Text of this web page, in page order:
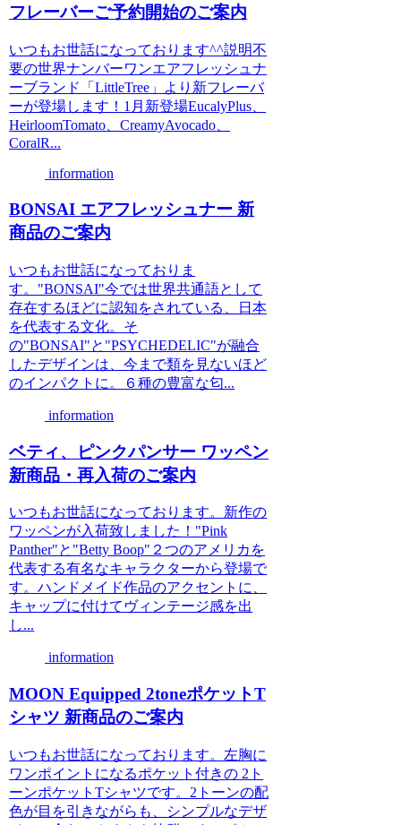
フレーバーご予約開始のご案内
いつもお世話になっております^^説明不
要の世界ナンバーワンエアフレッシュナ
ーブランド「LittleTree」より新フレーバ
ーが登場します！1月新登場EucalyPlus、
HeirloomTomato、CreamyAvocado、
CoralR...
information
BONSAI エアフレッシュナー 新
商品のご案内
いつもお世話になっておりま
す。"BONSAI"今では世界共通語として
存在するほどに認知をされている、日本
を代表する文化。そ
の"BONSAI"と"PSYCHEDELIC"が融合
したデザインは、今まで類を見ないほど
のインパクトに。６種の豊富な匂...
information
ベティ、ピンクパンサー ワッペン
新商品・再入荷のご案内
いつもお世話になっております。新作の
ワッペンが入荷致しました！"Pink
Panther"と"Betty Boop"２つのアメリカを
代表する有名なキャラクターから登場で
す。ハンドメイド作品のアクセントに、
キャップに付けてヴィンテージ感を出
し...
information
MOON Equipped 2toneポケットT
シャツ 新商品のご案内
いつもお世話になっております。左胸に
ワンポイントになるポケット付きの 2ト
ーンポケットTシャツです。2トーンの配
色が目を引きながらも、シンプルなデザ